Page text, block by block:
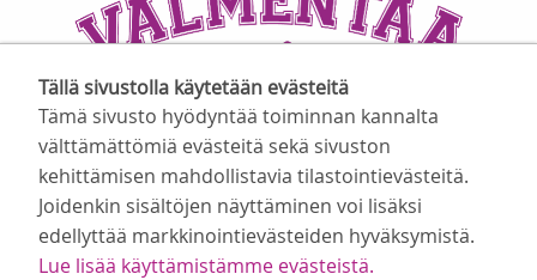
Tällä sivustolla käytetään evästeitä
Tämä sivusto hyödyntää toiminnan kannalta
välttämättömiä evästeitä sekä sivuston
kehittämisen mahdollistavia tilastointievästeitä.
Joidenkin sisältöjen näyttäminen voi lisäksi
edellyttää markkinointievästeiden hyväksymistä.
Lue lisää käyttämistämme evästeistä.​​​​​​
Suomen Valmentajat ry
Valimotie 10, 00380 Helsinki
toimisto@suomenvalmentajat.fi